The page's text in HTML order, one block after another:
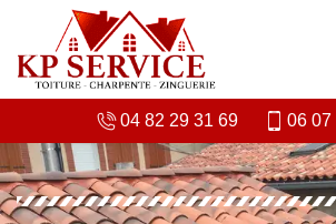
04 82 29 31 69 06 07